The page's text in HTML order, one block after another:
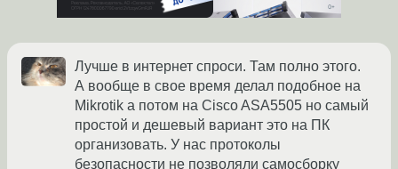
Лучше в интернет спроси. Там полно этого.
А вообще в свое время делал подобное на
Mikrotik а потом на Cisco ASA5505 но самый
простой и дешевый вариант это на ПК
организовать. У нас протоколы
безопасности не позволяли самосборку